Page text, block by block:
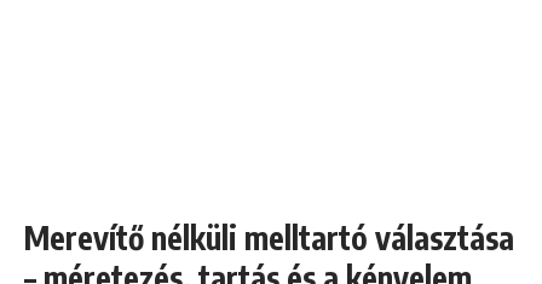
Merevítő nélküli melltartó választása